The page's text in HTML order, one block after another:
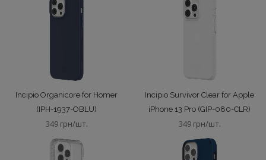
Incipio Organicore for Homer
(IPH-1937-OBLU)
349 грн/шт.
Incipio Survivor Clear for Apple
iPhone 13 Pro (GIP-080-CLR)
349 грн/шт.